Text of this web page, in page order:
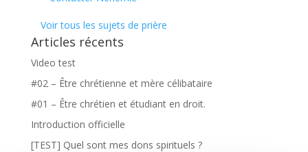
Voir tous les sujets de prière
Articles récents
Video test
#02 – Être chrétienne et mère célibataire
#01 – Être chrétien et étudiant en droit.
Introduction officielle
[TEST] Quel sont mes dons spirituels ?